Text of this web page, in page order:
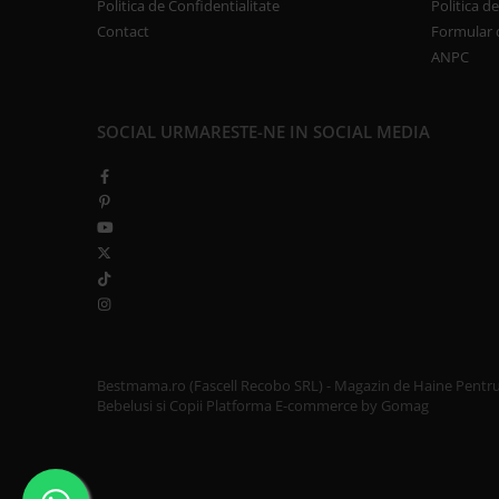
Politica de Confidentialitate
Contact
Politica
Formular
ANPC
SOCIAL URMARESTE-NE IN SOCIAL MEDIA
Bestmama.ro (Fascell Recobo SRL) - Magazin de Haine Pentru
Bebelusi si Copii Platforma E-commerce by Gomag